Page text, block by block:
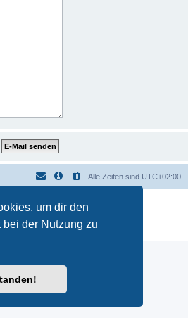
um dir den
der Nutzung zu
Alle Zeiten sind UTC+02:00
® Forum Software © phpBB Limited
durch
|Nutzungsbedingungen